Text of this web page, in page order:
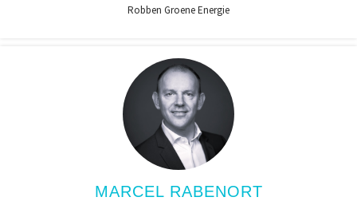
Robben Groene Energie
MARCEL RABENORT